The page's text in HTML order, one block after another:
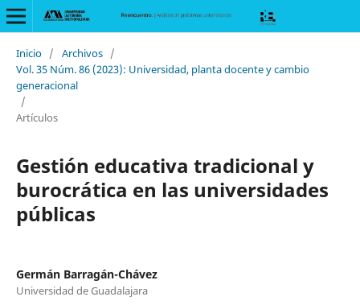
Inicio / Archivos /
Vol. 35 Núm. 86 (2023): Universidad, planta docente y cambio
generacional
/
Artículos
Gestión educativa tradicional y
burocrática en las universidades
públicas
Germán Barragán-Chávez
Universidad de Guadalajara